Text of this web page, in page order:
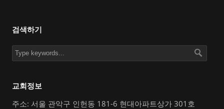
검색하기
교회정보
주소: 서울 관악구 인헌동 181-6 현대아파트상가 301호